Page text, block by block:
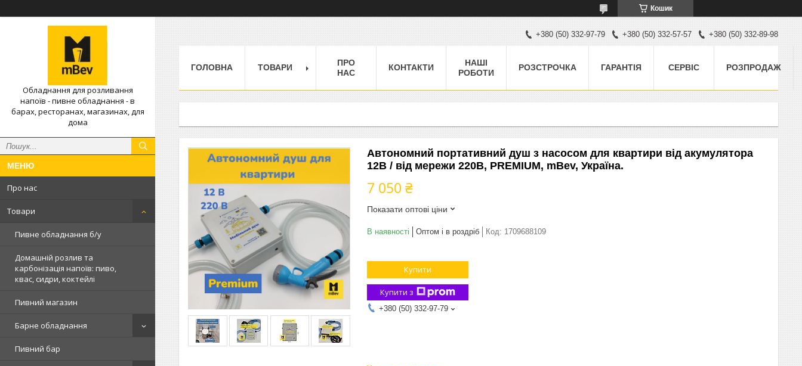
Кошик
Обладнання для розливання
напоїв - пивне обладнання - в
барах, ресторанах, магазинах, для
дома
Про нас
Товари
Пивне обладнання б/у
Домашній розлив та
карбонізація напоїв: пиво,
квас, сидри, коктейлі
Пивний магазин
Барне обладнання
Пивний бар
+380 (50) 332-97-79 +380 (50) 332-57-57 +380 (50) 332-89-98
ГОЛОВНА ТОВАРИ
ПРО
НАС
КОНТАКТИ
НАШІ
РОБОТИ
РОЗСТРОЧКА ГАРАНТІЯ СЕРВІС РОЗПРОДАЖ
Автономний портативний душ з насосом для квартири від акумулятора
12В / від мережи 220В, PREMIUM, mBev, Україна.
7 050 ₴
Показати оптові ціни
В наявності Оптом і в роздріб Код: 1709688109
Купити
Купити з
+380 (50) 332-97-79